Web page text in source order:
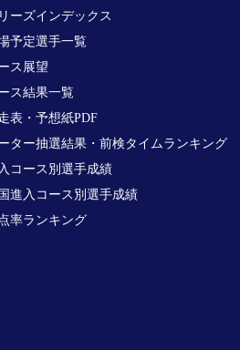
ーズインデックス
予定選手一覧
ス展望
ス結果一覧
表・予想紙PDF
ター抽選結果・前検タイムランキング
コース別選手成績
進入コース別選手成績
率ランキング